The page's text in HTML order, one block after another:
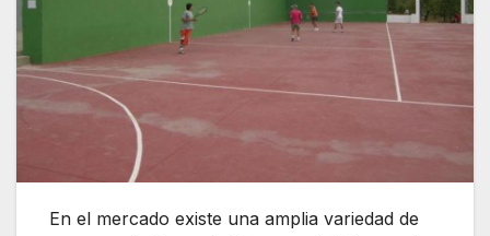
En el mercado existe una amplia variedad de